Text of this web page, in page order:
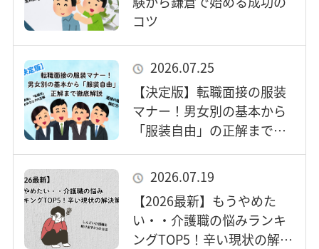
コツ
2026.07.25
【決定版】転職面接の服装
マナー！男女別の基本から
「服装自由」の正解まで徹
2026.07.19
【2026最新】もうやめた
い・・介護職の悩みランキ
ングTOP5！辛い現状の解決